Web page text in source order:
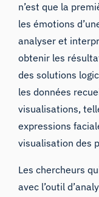
n’est que la
les émotions
analyser et
obtenir les
des solutions
les données
visualisations,
expressions
visualisation des
Les chercheurs
avec l’outil